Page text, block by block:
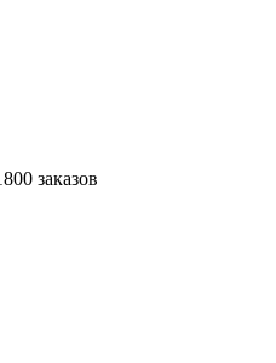
заказов